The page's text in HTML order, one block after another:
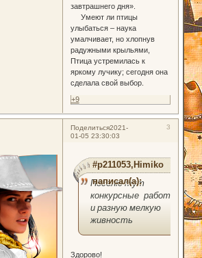
завтрашнего дня».
Умеют ли птицы
улыбаться – наука
умалчивает, но хлопнув
радужными крыльями,
Птица устремилась к
яркому лучику; сегодня она
сделала свой выбор.
+9
Поделиться 3
2021-
01-05 23:30:03
#p211053,Himiko
написал(а):
Поселю тут
конкурсные работы
и разную мелкую
живность
Здорово!